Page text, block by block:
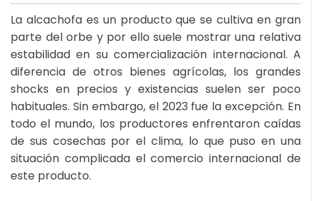
La alcachofa es un producto que se cultiva en gran
parte del orbe y por ello suele mostrar una relativa
estabilidad en su comercialización internacional. A
diferencia de otros bienes agrícolas, los grandes
shocks en precios y existencias suelen ser poco
habituales. Sin embargo, el 2023 fue la excepción. En
todo el mundo, los productores enfrentaron caídas
de sus cosechas por el clima, lo que puso en una
situación complicada el comercio internacional de
este producto.